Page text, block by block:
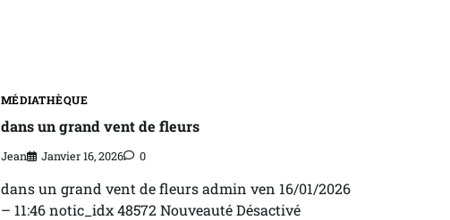
MÉDIATHÈQUE
dans un grand vent de fleurs
Jean Janvier 16, 2026 0
dans un grand vent de fleurs admin ven 16/01/2026
– 11:46 notic_idx 48572 Nouveauté Désactivé